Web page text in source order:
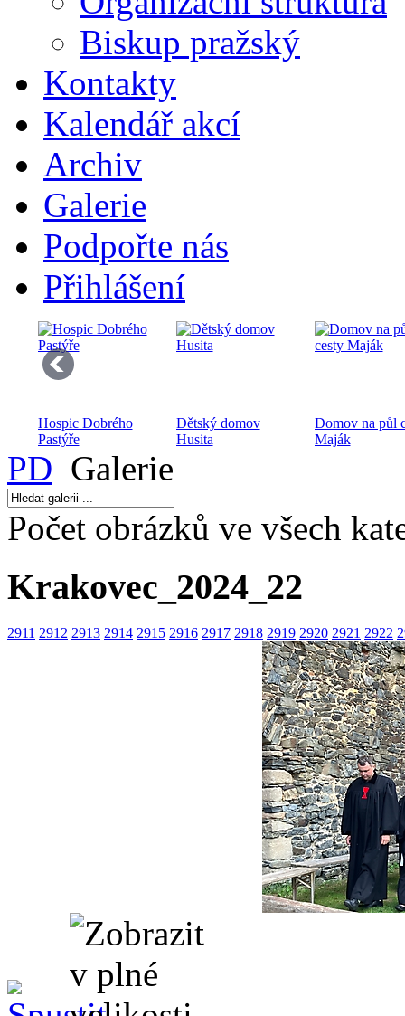
Biskup pražský
Kontakty
Kalendář akcí
Archiv
Galerie
Podpořte nás
Přihlášení
Hospic Dobrého
Pastýře
Dětský domov
Husita
Domov na půl
Maják
Nízkoprahový klub
Husův institut
teologických
PD Galerie
Počet obrázků ve všech
Krakovec_2024_22
2911 2912 2913 2914 2915 2916 2917 2918 2919 2920 2921 2922